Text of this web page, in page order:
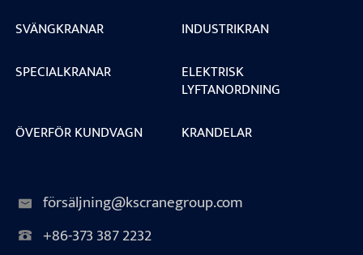
SVÄNGKRANAR
INDUSTRIKRAN
SPECIALKRANAR
ELEKTRISK
LYFTANORDNING
ÖVERFÖR KUNDVAGN
KRANDELAR
försäljning@kscranegroup.com
+86-373 387 2232